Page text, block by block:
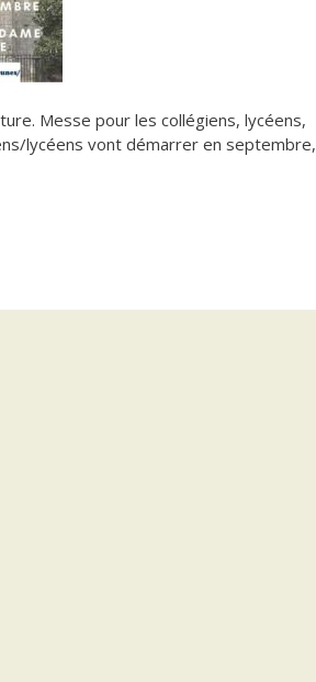
Messe pour les collégiens, lycéens,
lycéens vont démarrer en septembre,